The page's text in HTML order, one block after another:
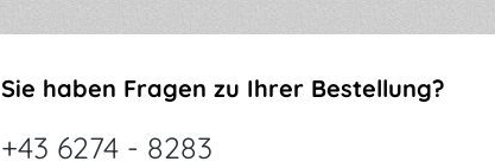
Sie haben Fragen zu Ihrer Bestellung?
+43 6274 - 8283